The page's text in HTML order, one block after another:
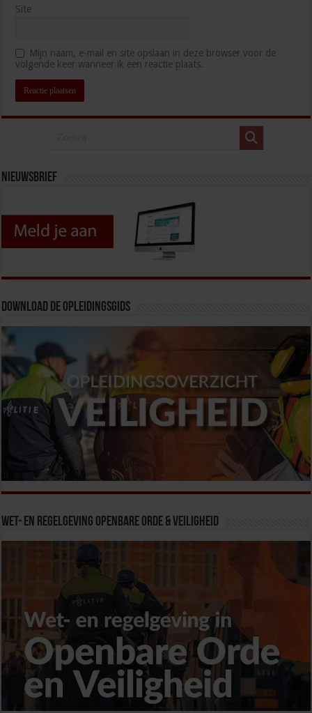
Site
Mijn naam, e-mail en site opslaan in deze browser voor de
volgende keer wanneer ik een reactie plaats.
Nieuwsbrief
Download de opleidingsgids
Wet- en Regelgeving Openbare Orde & Veiligheid